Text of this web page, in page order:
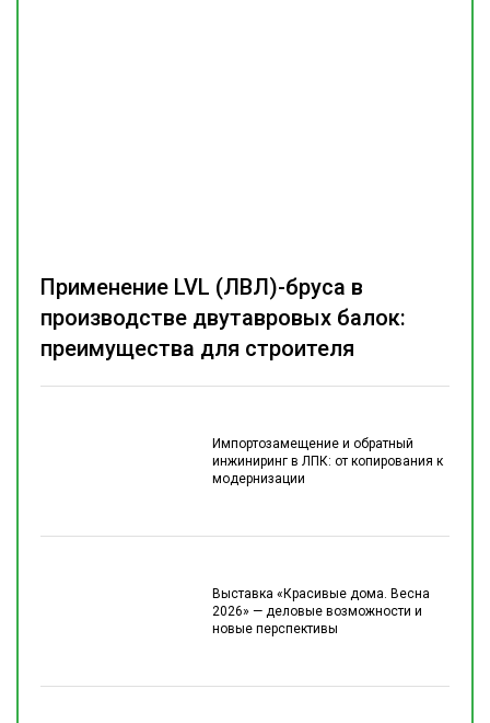
Импортозамещение и обратный
инжиниринг в ЛПК: от копирования к
модернизации
Выставка «Красивые дома. Весна
2026» — деловые возможности и
новые перспективы
Применение LVL (ЛВЛ)-бруса в
производстве двутавровых балок:
преимущества для строителя